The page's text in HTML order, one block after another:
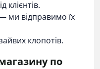
клієнтів.
ми відправимо їх
клопотів.
по